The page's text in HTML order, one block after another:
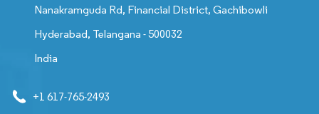
Nanakramguda Rd, Financial District, Gachibowli
Hyderabad, Telangana - 500032
India
+1 617-765-2493